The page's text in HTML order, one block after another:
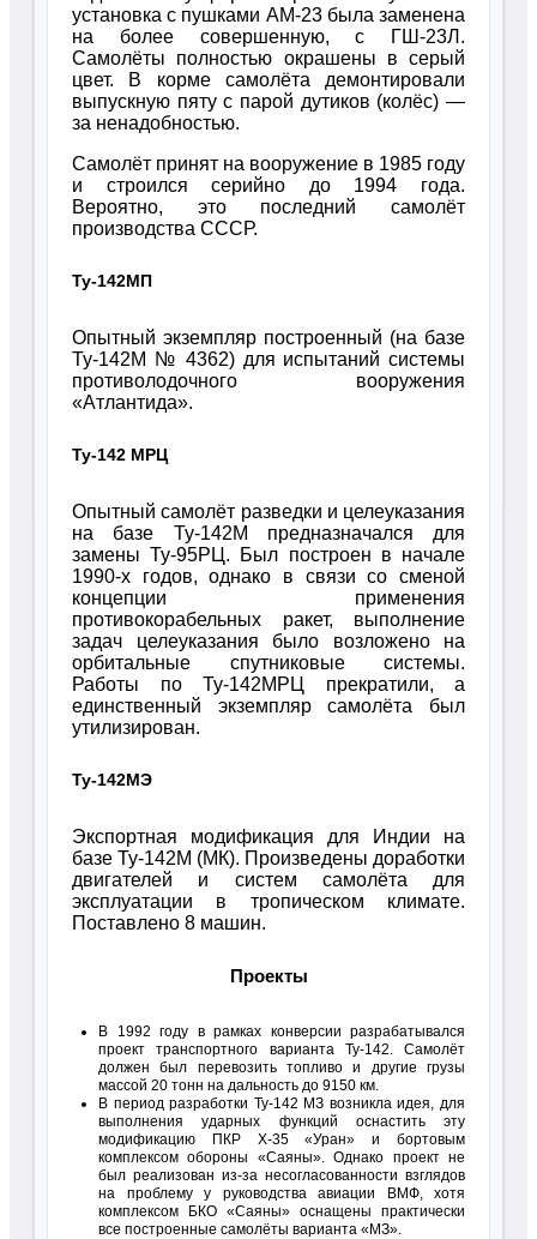
установка с пушками АМ-23 была заменена
на более совершенную, с ГШ-23Л.
Самолёты полностью окрашены в серый
цвет. В корме самолёта демонтировали
выпускную пяту с парой дутиков (колёс) —
за ненадобностью.
Самолёт принят на вооружение в 1985 году
и строился серийно до 1994 года.
Вероятно, это последний самолёт
производства СССР.
Ту-142МП
Опытный экземпляр построенный (на базе
Ту-142М № 4362) для испытаний системы
противолодочного вооружения
«Атлантида».
Ту-142 МРЦ
Опытный самолёт разведки и целеуказания
на базе Ту-142М предназначался для
замены Ту-95РЦ. Был построен в начале
1990-х годов, однако в связи со сменой
концепции применения
противокорабельных ракет, выполнение
задач целеуказания было возложено на
орбитальные спутниковые системы.
Работы по Ту-142МРЦ прекратили, а
единственный экземпляр самолёта был
утилизирован.
Ту-142МЭ
Экспортная модификация для Индии на
базе Ту-142М (МК). Произведены доработки
двигателей и систем самолёта для
эксплуатации в тропическом климате.
Поставлено 8 машин.
Проекты
В 1992 году в рамках конверсии разрабатывался
проект транспортного варианта Ту-142. Самолёт
должен был перевозить топливо и другие грузы
массой 20 тонн на дальность до 9150 км.
В период разработки Ту-142 МЗ возникла идея, для
выполнения ударных функций оснастить эту
модификацию ПКР Х-35 «Уран» и бортовым
комплексом обороны «Саяны». Однако проект не
был реализован из-за несогласованности взглядов
на проблему у руководства авиации ВМФ, хотя
комплексом БКО «Саяны» оснащены практически
все построенные самолёты варианта «МЗ».